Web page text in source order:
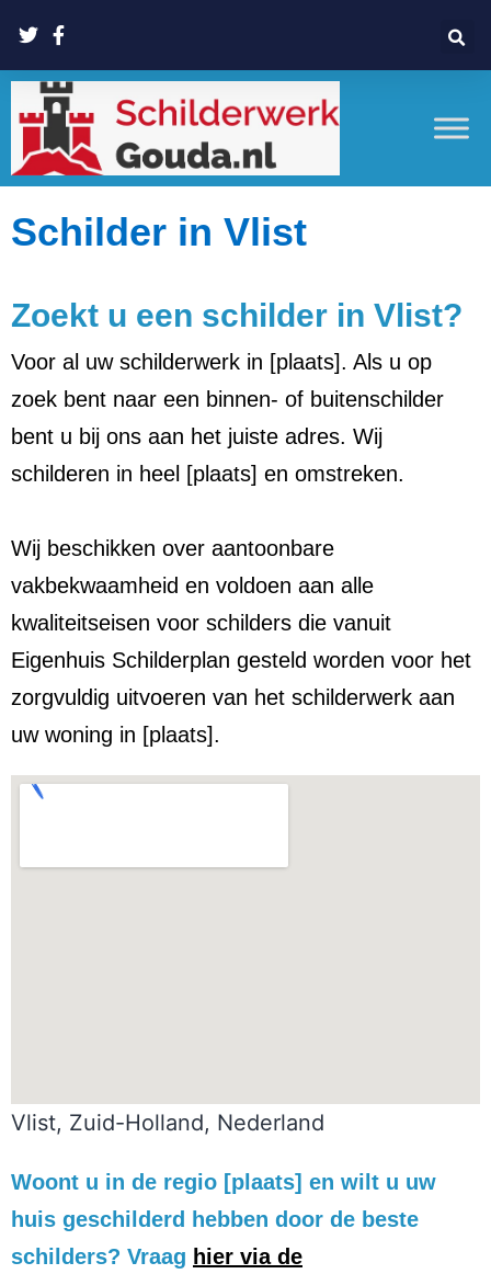
Schilder in Vlist
Zoekt u een schilder in Vlist?
Voor al uw schilderwerk in [plaats]. Als u op
zoek bent naar een binnen- of buitenschilder
bent u bij ons aan het juiste adres. Wij
schilderen in heel [plaats] en omstreken.
Wij beschikken over aantoonbare
vakbekwaamheid en voldoen aan alle
kwaliteitseisen voor schilders die vanuit
Eigenhuis Schilderplan gesteld worden voor het
zorgvuldig uitvoeren van het schilderwerk aan
uw woning in [plaats].
Vlist, Zuid-Holland, Nederland
Woont u in de regio [plaats] en wilt u uw
huis geschilderd hebben door de beste
schilders? Vraag hier via de